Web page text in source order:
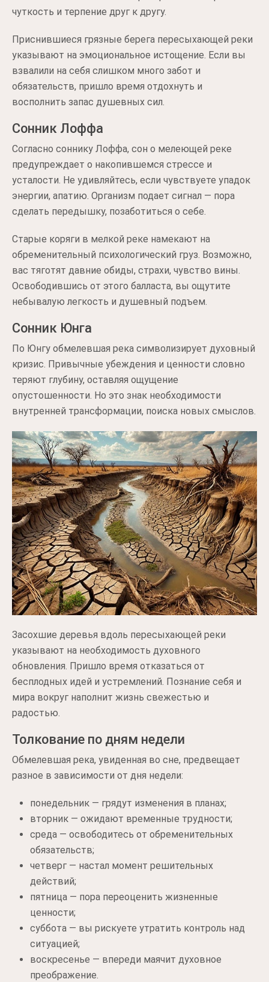
чуткость и терпение друг к другу.
Приснившиеся грязные берега пересыхающей реки
указывают на эмоциональное истощение. Если вы
взвалили на себя слишком много забот и
обязательств, пришло время отдохнуть и
восполнить запас душевных сил.
Сонник Лоффа
Согласно соннику Лоффа, сон о мелеющей реке
предупреждает о накопившемся стрессе и
усталости. Не удивляйтесь, если чувствуете упадок
энергии, апатию. Организм подает сигнал — пора
сделать передышку, позаботиться о себе.
Старые коряги в мелкой реке намекают на
обременительный психологический груз. Возможно,
вас тяготят давние обиды, страхи, чувство вины.
Освободившись от этого балласта, вы ощутите
небывалую легкость и душевный подъем.
Сонник Юнга
По Юнгу обмелевшая река символизирует духовный
кризис. Привычные убеждения и ценности словно
теряют глубину, оставляя ощущение
опустошенности. Но это знак необходимости
внутренней трансформации, поиска новых смыслов.
Засохшие деревья вдоль пересыхающей реки
указывают на необходимость духовного
обновления. Пришло время отказаться от
бесплодных идей и устремлений. Познание себя и
мира вокруг наполнит жизнь свежестью и
радостью.
Толкование по дням недели
Обмелевшая река, увиденная во сне, предвещает
разное в зависимости от дня недели:
понедельник — грядут изменения в планах;
вторник — ожидают временные трудности;
среда — освободитесь от обременительных
обязательств;
четверг — настал момент решительных
действий;
пятница — пора переоценить жизненные
ценности;
суббота — вы рискуете утратить контроль над
ситуацией;
воскресенье — впереди маячит духовное
преображение.